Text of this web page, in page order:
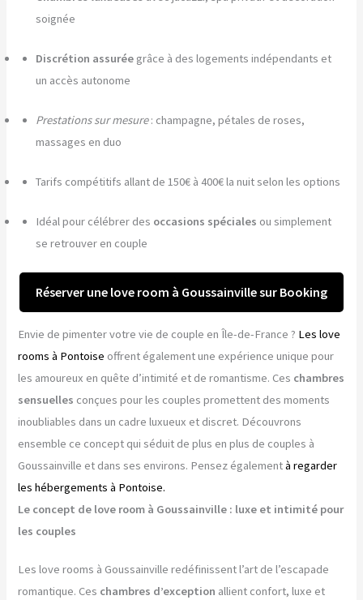
soignée
Discrétion assurée grâce à des logements indépendants et
un accès autonome
Prestations sur mesure: champagne, pétales de roses,
massages en duo
Tarifs compétitifs allant de 150€ à 400€ la nuit selon les options
Idéal pour célébrer des occasions spéciales ou simplement
se retrouver en couple
Réserver une love room à Goussainville sur Booking
Envie de pimenter votre vie de couple en Île-de-France ? Les love
rooms à Pontoise offrent également une expérience unique pour
les amoureux en quête d’intimité et de romantisme. Ces chambres
sensuelles conçues pour les couples promettent des moments
inoubliables dans un cadre luxueux et discret. Découvrons
ensemble ce concept qui séduit de plus en plus de couples à
Goussainville et dans ses environs. Pensez égalementà regarder
les hébergements à Pontoise.
Le concept de love room à Goussainville : luxe et intimité pour
les couples
Les love rooms à Goussainville redéfinissent l’art de l’escapade
romantique. Ces chambres d’exception allient confort, luxe et